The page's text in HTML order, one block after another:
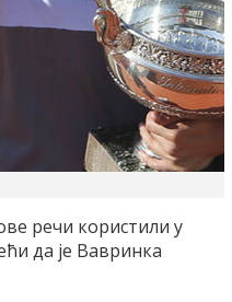
речи користили у
да је Вавринка